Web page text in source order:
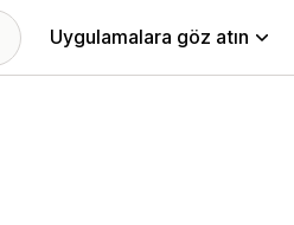
Uygulamalara göz atın